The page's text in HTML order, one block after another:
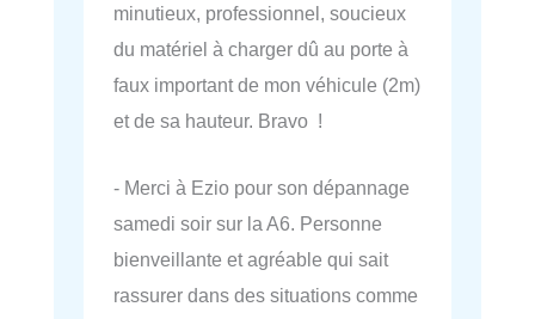
minutieux, professionnel, soucieux
du matériel à charger dû au porte à
faux important de mon véhicule (2m)
et de sa hauteur. Bravo !
- Merci à Ezio pour son dépannage
samedi soir sur la A6. Personne
bienveillante et agréable qui sait
rassurer dans des situations comme